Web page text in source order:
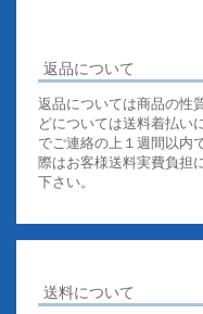
返品について
返品については商品の性
どについては送料着払い
でご連絡の上１週間以内
際はお客様送料実費負担
下さい。
送料について